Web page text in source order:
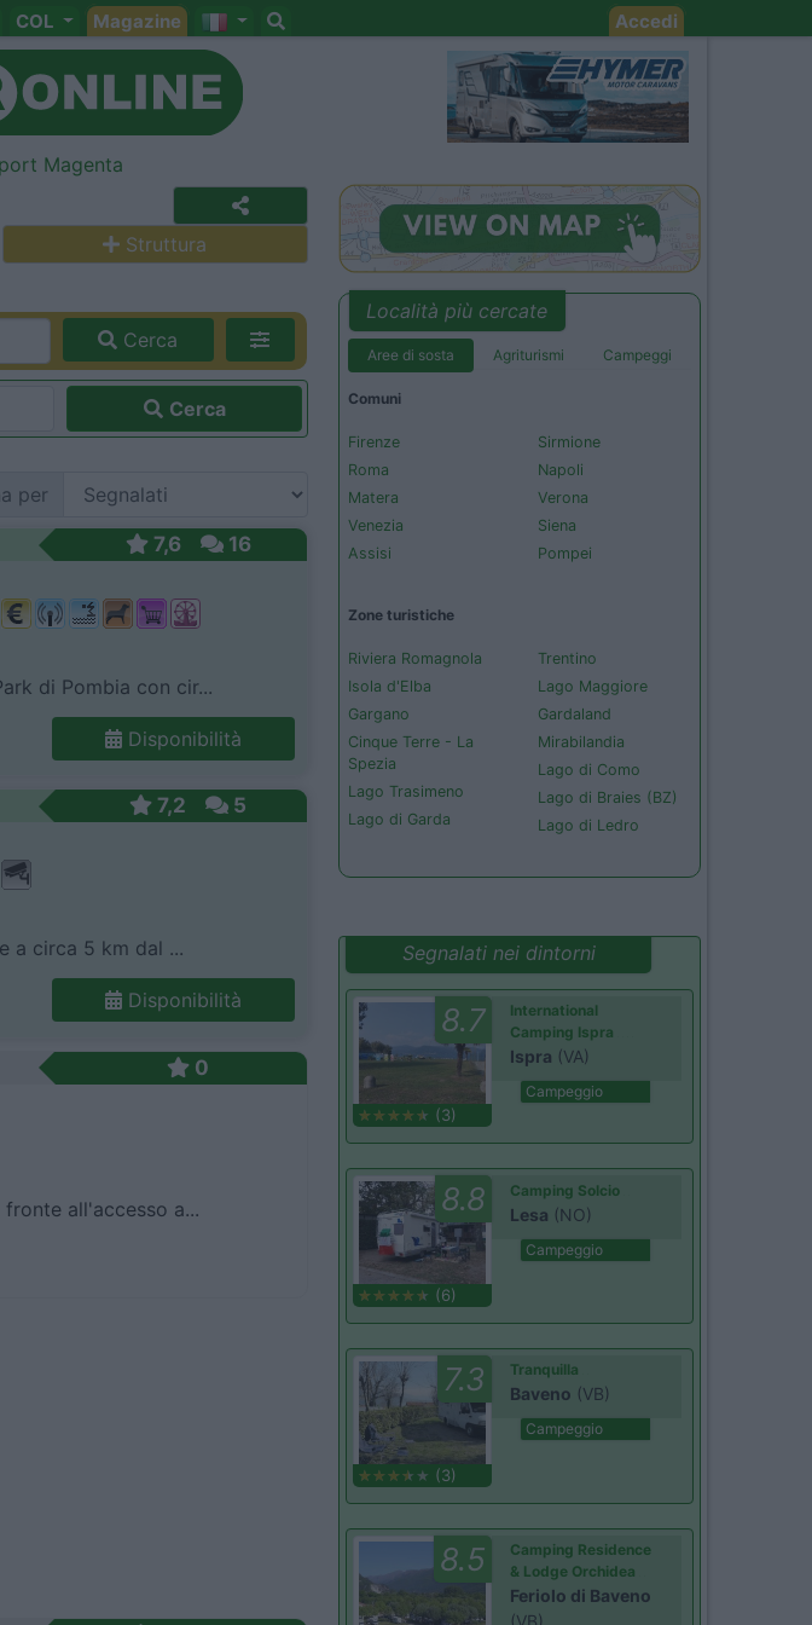
COL Magazine Accedi
Struttura
Cerca
Cerca
per
7,6 16
di Pombia con cir...
Disponibilità
7,2 5
a circa 5 km dal ...
Disponibilità
0
all'accesso a...
Località più cercate
Aree di sosta Agriturismi Campeggi
Comuni
Firenze
Roma
Matera
Venezia
Assisi
Sirmione
Napoli
Verona
Siena
Pompei
Zone turistiche
Riviera Romagnola
Isola d'Elba
Gargano
Cinque Terre - La
Spezia
Lago Trasimeno
Lago di Garda
Trentino
Lago Maggiore
Gardaland
Mirabilandia
Lago di Como
Lago di Braies (BZ)
Lago di Ledro
Segnalati nei dintorni
8.7
(3)
International
Camping Ispra
Ispra (VA)
Campeggio
8.8
(6)
Camping Solcio
Lesa (NO)
Campeggio
7.3
(3)
Tranquilla
Baveno (VB)
Campeggio
8.5
Camping Residence
& Lodge Orchidea
Feriolo di Baveno